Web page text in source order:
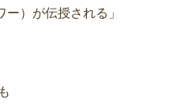
ー）が伝授される」